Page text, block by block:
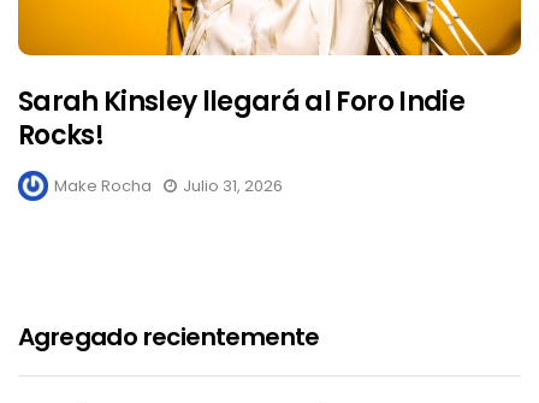
Sarah Kinsley llegará al Foro Indie
Rocks!
Make Rocha Julio 31, 2026
Agregado recientemente